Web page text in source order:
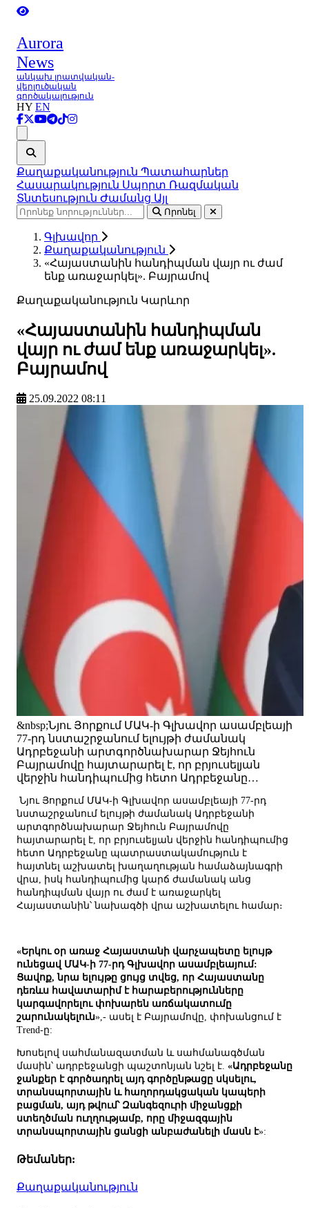
Aurora
News
անկախ լրատվական-
վերլուծական
գործակալություն
HY EN
Քաղաքականություն Պատահարներ
Հասարակություն Սպորտ Ռազմական
Տնտեսություն Ժամանց Այլ
Որոնել
Գլխավոր
Քաղաքականություն
«Հայաստանին հանդիպման վայր ու ժամ
ենք առաջարկել». Բայրամով
Քաղաքականություն Կարևոր
«Հայաստանին հանդիպման
վայր ու ժամ ենք առաջարկել».
Բայրամով
25.09.2022 08:11
&nbsp;Նյու Յորքում ՄԱԿ-ի Գլխավոր ասամբլեայի
77-րդ նստաշրջանում ելույթի ժամանակ
Ադրբեջանի արտգործնախարար Ջեյհուն
Բայրամովը հայտարարել է, որ բրյուսելյան
վերջին հանդիպումից հետո Ադրբեջանը…
Նյու Յորքում ՄԱԿ-ի Գլխավոր ասամբլեայի 77-րդ
նստաշրջանում ելույթի ժամանակ Ադրբեջանի
արտգործնախարար Ջեյհուն Բայրամովը
հայտարարել է, որ բրյուսելյան վերջին հանդիպումից
հետո Ադրբեջանը պատրաստակամություն է
հայտնել աշխատել խաղաղության համաձայնագրի
վրա, իսկ հանդիպումից կարճ ժամանակ անց
հանդիպման վայր ու ժամ է առաջարկել
Հայաստանին՝ նախագծի վրա աշխատելու համար։
«Երկու օր առաջ Հայաստանի վարչապետը ելույթ
ունեցավ ՄԱԿ-ի 77-րդ Գլխավոր ասամբլեայում:
Ցավոք, նրա ելույթը ցույց տվեց, որ Հայաստանը
դեռևս հավատարիմ է հարաբերությունները
կարգավորելու փոխարեն առճակատումը
շարունակելուն»,- ասել է Բայրամովը, փոխանցում է
Trend-ը:
Խոսելով սահմանազատման և սահմանագծման
մասին՝ ադրբեջանցի պաշտոնյան նշել է. «Ադրբեջանը
ջանքեր է գործադրել այդ գործընթացը սկսելու,
տրանսպորտային և հաղորդակցական կապերի
բացման, այդ թվում՝ Զանգեզուրի միջանցքի
ստեղծման ուղղությամբ, որը միջազգային
տրանսպորտային ցանցի անբաժանելի մասն է»:
Թեմաներ:
Քաղաքականություն